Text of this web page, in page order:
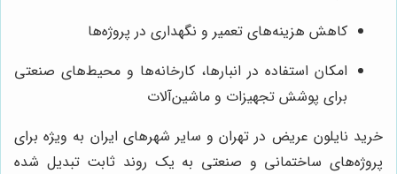
کاهش هزینه‌های تعمیر و نگهداری در پروژه‌ها
امکان استفاده در انبارها، کارخانه‌ها و محیط‌های صنعتی
برای پوشش تجهیزات و ماشین‌آلات
خرید نایلون عریض در تهران و سایر شهرهای ایران به ویژه برای
پروژه‌های ساختمانی و صنعتی به یک روند ثابت تبدیل شده